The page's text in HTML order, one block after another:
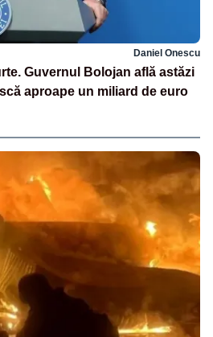
Daniel Onescu
Guvernul Bolojan află astăzi
aproape un miliard de euro